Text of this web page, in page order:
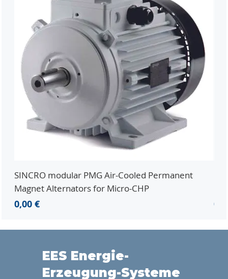
SINCRO modular PMG Air-Cooled Permanent
Magnet Alternators for Micro-CHP
Prezzo
0,00 €
EES Energie-
Erzeugung-Systeme